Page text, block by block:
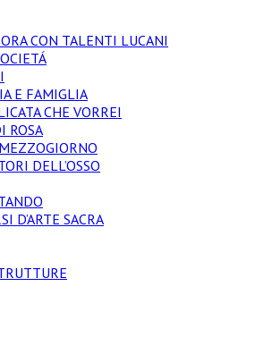
CON TALENTI LUCANI
E FAMIGLIA
CHE VORREI
ROSA
DELL’OSSO
D’ARTE SACRA